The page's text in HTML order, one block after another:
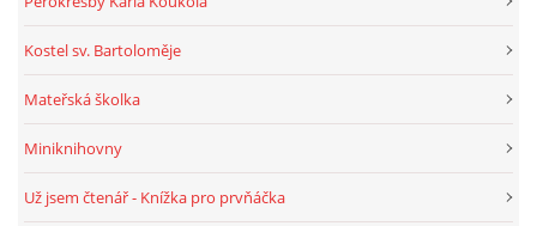
Kostel sv. Bartoloměje
Mateřská školka
Miniknihovny
Už jsem čtenář - Knížka pro prvňáčka